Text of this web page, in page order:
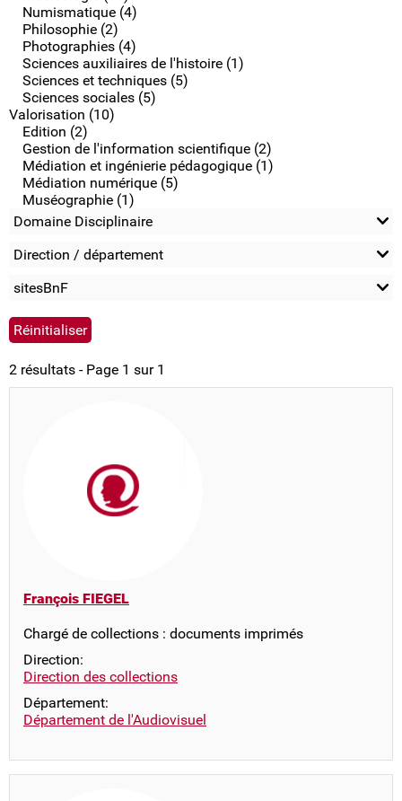
Numismatique (4)
Philosophie (2)
Photographies (4)
Sciences auxiliaires de l'histoire (1)
Sciences et techniques (5)
Sciences sociales (5)
Valorisation (10)
Edition (2)
Gestion de l'information scientifique (2)
Médiation et ingénierie pédagogique (1)
Médiation numérique (5)
Muséographie (1)
Domaine Disciplinaire
Direction / département
sitesBnF
2 résultats - Page 1 sur 1
François FIEGEL
Chargé de collections : documents imprimés
Direction:
Direction des collections
Département:
Département de l'Audiovisuel